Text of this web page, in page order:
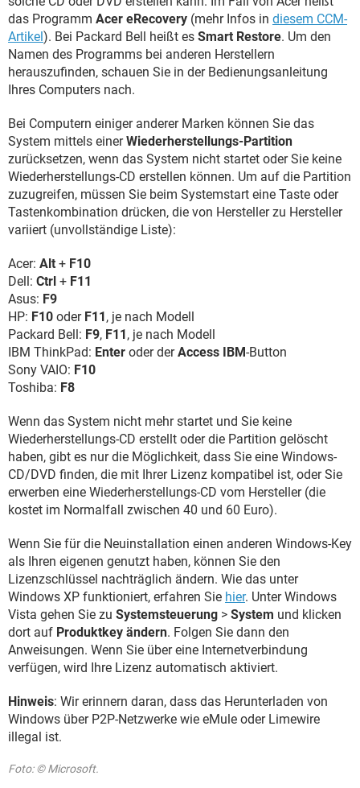
das Programm Acer eRecovery (mehr Infos in diesem CCM-
Artikel). Bei Packard Bell heißt es Smart Restore. Um den
Namen des Programms bei anderen Herstellern
herauszufinden, schauen Sie in der Bedienungsanleitung
Ihres Computers nach.
Bei Computern einiger anderer Marken können Sie das
System mittels einerWiederherstellungs-Partition
zurücksetzen, wenn das System nicht startet oder Sie keine
Wiederherstellungs-CD erstellen können. Um auf die Partition
zuzugreifen, müssen Sie beim Systemstart eine Taste oder
Tastenkombination drücken, die von Hersteller zu Hersteller
variiert (unvollständige Liste):
Acer: Alt + F10
Dell: Ctrl + F11
Asus: F9
HP: F10 oder F11, je nach Modell
Packard Bell: F9, F11, je nach Modell
IBM ThinkPad: Enter oder derAccess IBM-Button
Sony VAIO: F10
Toshiba: F8
Wenn das System nicht mehr startet und Sie keine
Wiederherstellungs-CD erstellt oder die Partition gelöscht
haben, gibt es nur die Möglichkeit, dass Sie eine Windows-
CD/DVD finden, die mit Ihrer Lizenz kompatibel ist, oder Sie
erwerben eine Wiederherstellungs-CD vom Hersteller (die
kostet im Normalfall zwischen 40 und 60 Euro).
Wenn Sie für die Neuinstallation einen anderen Windows-Key
als Ihren eigenen genutzt haben, können Sie den
Lizenzschlüssel nachträglich ändern. Wie das unter
Windows XP funktioniert, erfahren Sie hier. Unter Windows
Vista gehen Sie zu Systemsteuerung > System und klicken
dort auf Produktkey ändern. Folgen Sie dann den
Anweisungen. Wenn Sie über eine Internetverbindung
verfügen, wird Ihre Lizenz automatisch aktiviert.
Hinweis: Wir erinnern daran, dass das Herunterladen von
Windows über P2P-Netzwerke wie eMule oder Limewire
illegal ist.
Foto: © Microsoft.